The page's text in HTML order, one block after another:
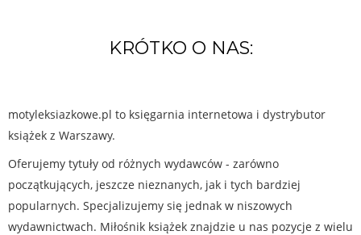
KRÓTKO O NAS:
motyleksiazkowe.pl to księgarnia internetowa i dystrybutor
książek z Warszawy.
Oferujemy tytuły od różnych wydawców - zarówno
początkujących, jeszcze nieznanych, jak i tych bardziej
popularnych. Specjalizujemy się jednak w niszowych
wydawnictwach. Miłośnik książek znajdzie u nas pozycje z wielu